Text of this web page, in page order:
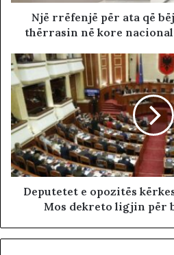
Një rrëfenjë për ata që
thërrasin në kore
Deputetet e opozitës
Mos dekreto ligjin për